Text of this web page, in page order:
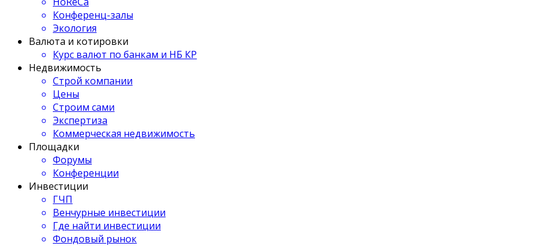
Конференц-залы
Экология
Валюта и котировки
Курс валют по банкам и НБ КР
Недвижимость
Строй компании
Цены
Строим сами
Экспертиза
Коммерческая недвижимость
Площадки
Форумы
Конференции
Инвестиции
ГЧП
Венчурные инвестиции
Где найти инвестиции
Фондовый рынок